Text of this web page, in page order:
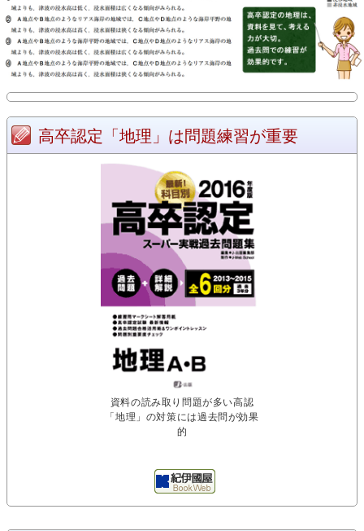
高卒認定「地理」は問題練習が重要
資料の読み取り問題が多い高認
「地理」の対策には過去問が効果
的